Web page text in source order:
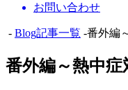
お問い合わせ
- Blog記事一覧 -番外編
番外編～熱中症